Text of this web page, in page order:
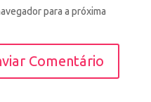
para a próxima